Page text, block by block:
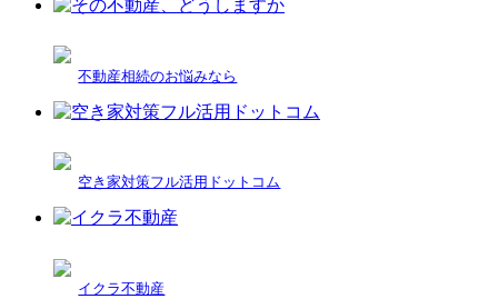
不動産相続のお悩みなら
空き家対策フル活用ドットコム
イクラ不動産